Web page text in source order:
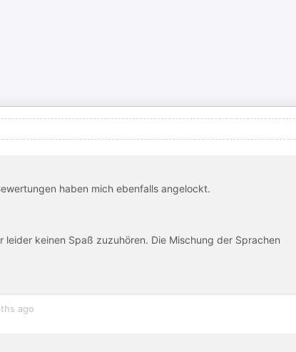
haben mich ebenfalls angelockt.
keinen Spaß zuzuhören. Die Mischung der Sprachen
ago